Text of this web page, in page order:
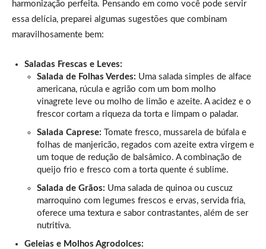
harmonização perfeita. Pensando em como você pode servir
essa delícia, preparei algumas sugestões que combinam
maravilhosamente bem:
Saladas Frescas e Leves:
Salada de Folhas Verdes: Uma salada simples de alface
americana, rúcula e agrião com um bom molho
vinagrete leve ou molho de limão e azeite. A acidez e o
frescor cortam a riqueza da torta e limpam o paladar.
Salada Caprese: Tomate fresco, mussarela de búfala e
folhas de manjericão, regados com azeite extra virgem e
um toque de redução de balsâmico. A combinação de
queijo frio e fresco com a torta quente é sublime.
Salada de Grãos: Uma salada de quinoa ou cuscuz
marroquino com legumes frescos e ervas, servida fria,
oferece uma textura e sabor contrastantes, além de ser
nutritiva.
Geleias e Molhos Agrodolces: